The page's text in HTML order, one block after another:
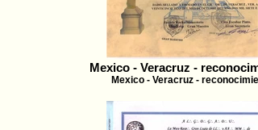
Mexico - Veracruz -
Mexico - Veracruz -